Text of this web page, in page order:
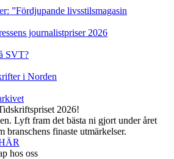
”Fördjupande livsstilsmagasin
journalistpriser 2026
SVT?
i Norden
2026!
Lyft fram det bästa ni gjort under året
branschens finaste utmärkelser.
hos oss